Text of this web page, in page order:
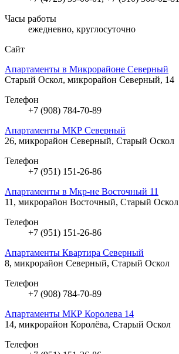
Часы работы
ежедневно, круглосуточно
Сайт
Апартаменты в Микрорайоне Северный
Старый Оскол, микрорайон Северный, 14
Телефон
+7 (908) 784-70-89
Апартаменты МКР Северный
26, микрорайон Северный, Старый Оскол
Телефон
+7 (951) 151-26-86
Апартаменты в Мкр-не Восточный 11
11, микрорайон Восточный, Старый Оскол
Телефон
+7 (951) 151-26-86
Апартаменты Квартира Северный
8, микрорайон Северный, Старый Оскол
Телефон
+7 (908) 784-70-89
Апартаменты МКР Королева 14
14, микрорайон Королёва, Старый Оскол
Телефон